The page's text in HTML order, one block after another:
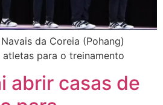
da Coreia (Pohang)
para o treinamento
abrir casas de